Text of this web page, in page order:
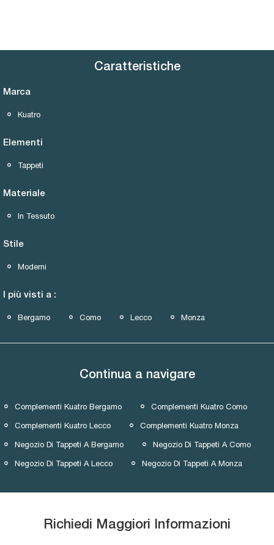
Caratteristiche
Marca
Kuatro
Elementi
Tappeti
Materiale
In Tessuto
Stile
Moderni
I più visti a :
Bergamo Como Lecco Monza
Continua a navigare
Complementi Kuatro Bergamo Complementi Kuatro Como
Complementi Kuatro Lecco Complementi Kuatro Monza
Negozio Di Tappeti A Bergamo Negozio Di Tappeti A Como
Negozio Di Tappeti A Lecco Negozio Di Tappeti A Monza
Richiedi Maggiori Informazioni